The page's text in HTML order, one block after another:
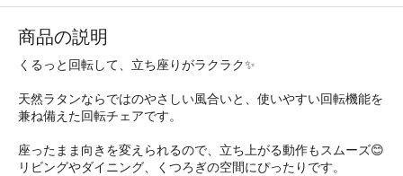
商品の説明
くるっと回転して、立ち座りがラクラク✨
天然ラタンならではのやさしい風合いと、使いやすい回転機能を
兼ね備えた回転チェアです。
座ったまま向きを変えられるので、立ち上がる動作もスムーズ😊
リビングやダイニング、くつろぎの空間にぴったりです。